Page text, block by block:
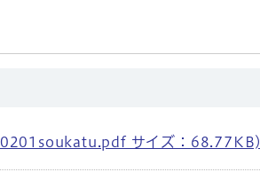
サイズ：68.77KB)